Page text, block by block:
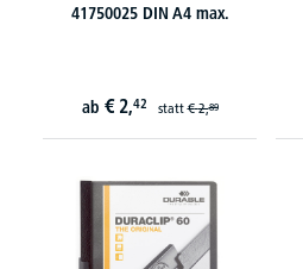
41750025 DIN A4 max.
ab € 2,42 statt€ 2,89